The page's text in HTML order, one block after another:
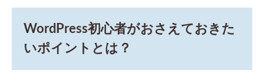
WordPress初心者がおさえておきた
いポイントとは？